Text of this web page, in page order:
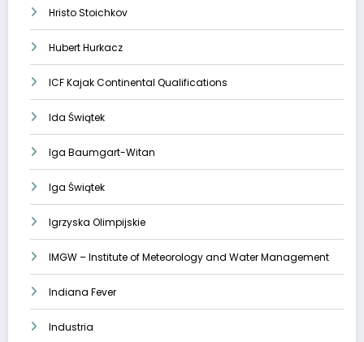
Hristo Stoichkov
Hubert Hurkacz
ICF Kajak Continental Qualifications
Ida Świątek
Iga Baumgart-Witan
Iga Świątek
Igrzyska Olimpijskie
IMGW – Institute of Meteorology and Water Management
Indiana Fever
Industria